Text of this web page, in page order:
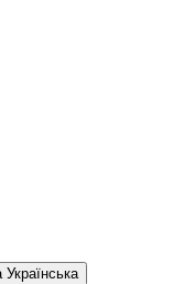
Українська